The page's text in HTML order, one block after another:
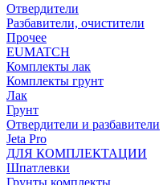
Отвердители
Разбавители, очистители
Прочее
EUMATCH
Комплекты лак
Комплекты грунт
Лак
Грунт
Отвердители и разбавители
Jeta Pro
ДЛЯ КОМПЛЕКТАЦИИ
Шпатлевки
Грунты комплекты